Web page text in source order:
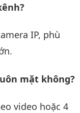
IP, phù
mặt không?
video hoặc 4